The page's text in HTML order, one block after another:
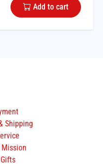
Add to cart
Shipping